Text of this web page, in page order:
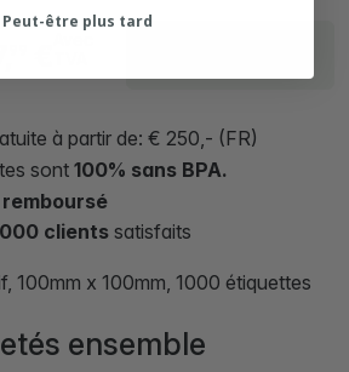
à partir de: € 250,- (FR)
sont 100% sans BPA.
remboursé
clients satisfaits
100mm x 100mm, 1000 étiquettes
ensemble
Peut-être plus tard